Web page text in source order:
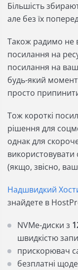
Більшість
але без їх
Також радимо не
посилання на
посилання на
будь-який момент
просто
Тож короткі
рішення для
однак для
використовувати
(якщо, звісно,
Надшвидкий
знайдете в
NVMe-диски з
швидкістю
прискорювач
безплатні